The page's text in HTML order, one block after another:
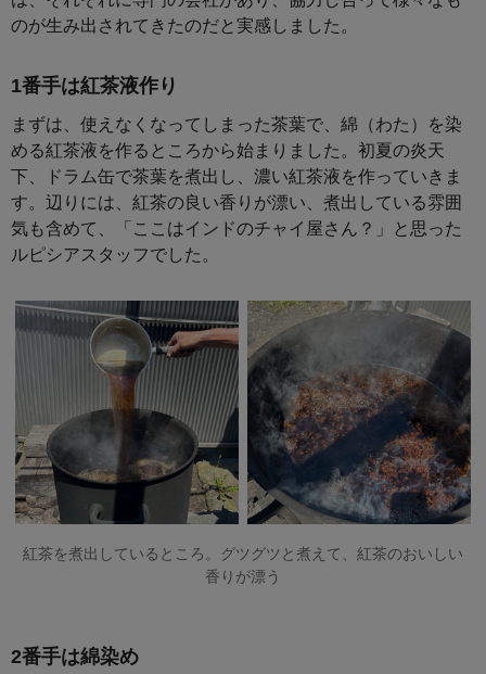
のが生み出されてきたのだと実感しました。
1番手は紅茶液作り
まずは、使えなくなってしまった茶葉で、綿（わた）を染
める紅茶液を作るところから始まりました。初夏の炎天
下、ドラム缶で茶葉を煮出し、濃い紅茶液を作っていきま
す。辺りには、紅茶の良い香りが漂い、煮出している雰囲
気も含めて、「ここはインドのチャイ屋さん？」と思った
ルピシアスタッフでした。
紅茶を煮出しているところ。グツグツと煮えて、紅茶のおいしい
香りが漂う
2番手は綿染め